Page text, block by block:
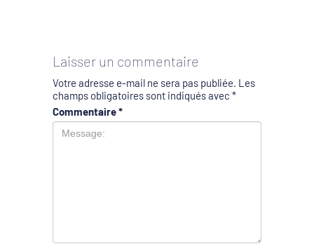
Laisser un commentaire
Votre adresse e-mail ne sera pas publiée. Les
champs obligatoires sont indiqués avec *
Commentaire*